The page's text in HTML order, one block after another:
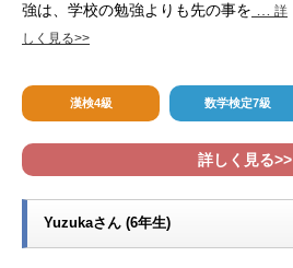
強は、学校の勉強よりも先の事を
詳
しく見る>>
漢検4級 数学検定7級
詳しく見る>>
Yuzukaさん (6年生)